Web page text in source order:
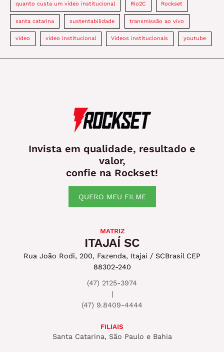
quanto custa um vídeo institucional Rio2C Rockset
santa catarina sustentabilidade transmissão ao vivo
video vídeo institucional Vídeos institucionais youtube
Invista em qualidade, resultado e
valor,
confie na Rockset!
QUERO MEU FILME
MATRIZ
ITAJAÍ SC
Rua João Rodi, 200, Fazenda, Itajaí / SCBrasil CEP
88302-240
(47) 2125-3974
|
(47) 9.8409-4444
FILIAIS
Santa Catarina, São Paulo e Bahia